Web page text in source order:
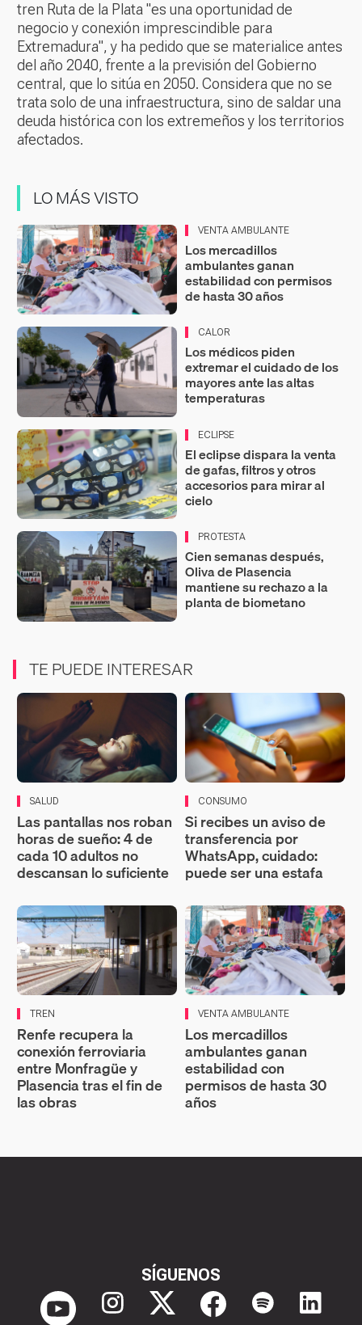
tren Ruta de la Plata "es una oportunidad de
negocio y conexión imprescindible para
Extremadura", y ha pedido que se materialice antes
del año 2040, frente a la previsión del Gobierno
central, que lo sitúa en 2050. Considera que no se
trata solo de una infraestructura, sino de saldar una
deuda histórica con los extremeños y los territorios
afectados.
LO MÁS VISTO
VENTA AMBULANTE
Los mercadillos
ambulantes ganan
estabilidad con permisos
de hasta 30 años
CALOR
Los médicos piden
extremar el cuidado de los
mayores ante las altas
temperaturas
ECLIPSE
El eclipse dispara la venta
de gafas, filtros y otros
accesorios para mirar al
cielo
PROTESTA
Cien semanas después,
Oliva de Plasencia
mantiene su rechazo a la
planta de biometano
TE PUEDE INTERESAR
SALUD
Las pantallas nos roban
horas de sueño: 4 de
cada 10 adultos no
descansan lo suficiente
CONSUMO
Si recibes un aviso de
transferencia por
WhatsApp, cuidado:
puede ser una estafa
TREN
Renfe recupera la
conexión ferroviaria
entre Monfragüe y
Plasencia tras el fin de
las obras
VENTA AMBULANTE
Los mercadillos
ambulantes ganan
estabilidad con
permisos de hasta 30
años
SÍGUENOS